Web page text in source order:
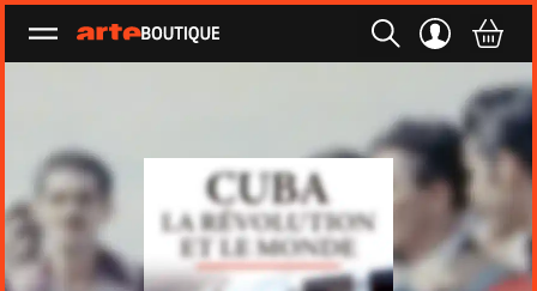
Ouvrir le menu